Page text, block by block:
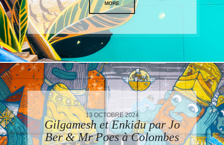
MORE
13 OCTOBRE 2024
Gilgamesh et Enkidu par Jo
Ber & Mr Poes à Colombes